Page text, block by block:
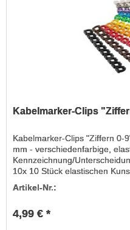
Kabelmarker-Clips
Kabelmarker-Clips "Ziffern 0-
mm - verschiedenfarbige,
Kennzeichnung/
10x 10 Stück elastischen
Artikel-Nr.:
4,99 € *